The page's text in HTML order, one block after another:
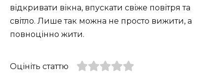
відкривати вікна, впускати свіже повітря та
світло. Лише так можна не просто вижити, а
повноцінно жити.
Оцініть статтю